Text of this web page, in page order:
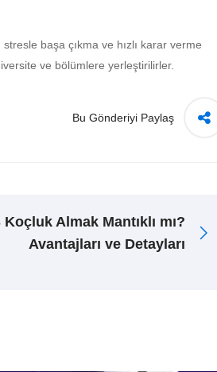
başa çıkma ve hızlı karar verme
ve bölümlere yerleştirilirler.
Bu Gönderiyi Paylaş
Koçluk Almak Mantıklı mı?
Avantajları ve Detayları